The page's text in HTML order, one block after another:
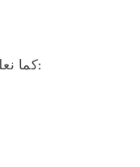
كما نعلم بالفعل أن صيغة المجموعات هي: